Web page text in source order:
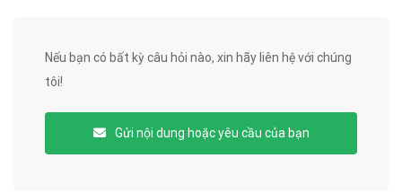
Nếu bạn có bất kỳ câu hỏi nào, xin hãy liên hệ với chúng
tôi!
Gửi nội dung hoặc yêu cầu của bạn